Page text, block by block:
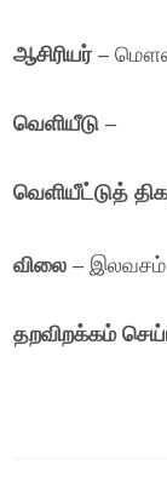
ஆசிரியர்–
வெளியீடு –
வெளியீட்டுத்
விலை – இலவசம்
தறவிறக்கம்